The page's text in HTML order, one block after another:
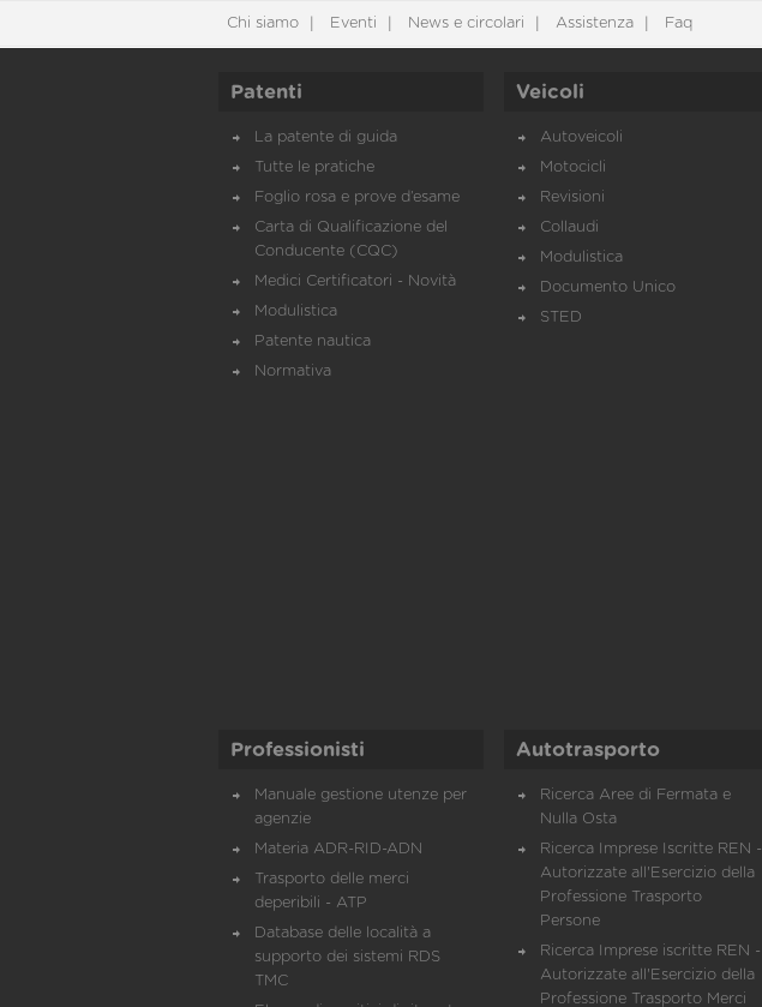
Chi siamo Eventi News e circolari Assistenza Faq
Patenti
La patente di guida
Tutte le pratiche
Foglio rosa e prove d’esame
Carta di Qualificazione del
Conducente (CQC)
Medici Certificatori - Novità
Modulistica
Patente nautica
Normativa
Veicoli
Autoveicoli
Motocicli
Revisioni
Collaudi
Modulistica
Documento Unico
STED
Professionisti
Manuale gestione utenze per
agenzie
Materia ADR-RID-ADN
Trasporto delle merci
deperibili - ATP
Database delle località a
supporto dei sistemi RDS
TMC
Autotrasporto
Ricerca Aree di Fermata e
Nulla Osta
Ricerca Imprese Iscritte REN -
Autorizzate all'Esercizio della
Professione Trasporto
Persone
Ricerca Imprese iscritte REN -
Autorizzate all'Esercizio della
Professione Trasporto Merci